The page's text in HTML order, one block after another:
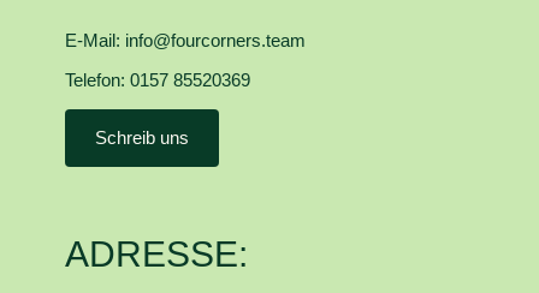
E-Mail: info@fourcorners.team
Telefon: 0157 85520369
Schreib uns
ADRESSE: